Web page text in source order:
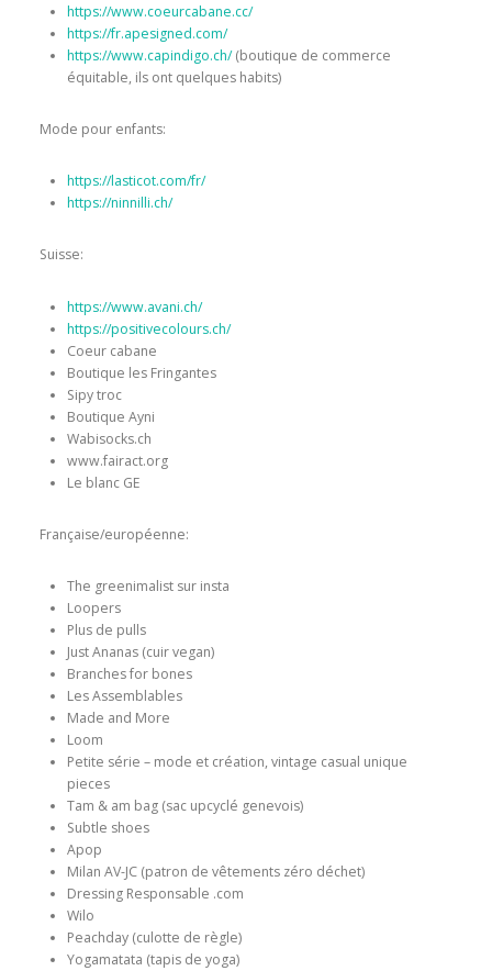
https://www.coeurcabane.cc/
https://fr.apesigned.com/
https://www.capindigo.ch/(boutique de commerce
équitable, ils ont quelques habits)
Mode pour enfants:
https://lasticot.com/fr/
https://ninnilli.ch/
Suisse:
https://www.avani.ch/
https://positivecolours.ch/
Coeur cabane
Boutique les Fringantes
Sipy troc
Boutique Ayni
Wabisocks.ch
www.fairact.org
Le blanc GE
Française/européenne:
The greenimalist sur insta
Loopers
Plus de pulls
Just Ananas (cuir vegan)
Branches for bones
Les Assemblables
Made and More
Loom
Petite série – mode et création, vintage casual unique
pieces
Tam & am bag (sac upcyclé genevois)
Subtle shoes
Apop
Milan AV-JC (patron de vêtements zéro déchet)
Dressing Responsable .com
Wilo
Peachday (culotte de règle)
Yogamatata (tapis de yoga)